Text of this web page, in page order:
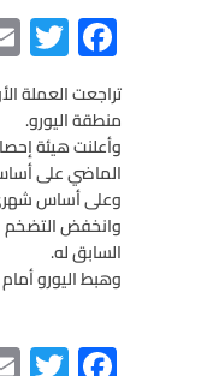
F
ac
e
b
o
o
k
T
ttتراجعت العملة
منطقة اليورو.
الماضي على
وعلى أساس
السابق له.
وهبط اليورو أمام الدولار الأمريكي بنسبة